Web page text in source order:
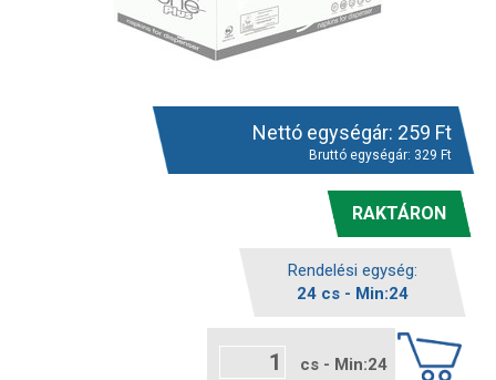
Nettó egységár: 259 Ft
Bruttó egységár: 329 Ft
RAKTÁRON
Rendelési egység:
24 cs - Min:24
cs - Min:24